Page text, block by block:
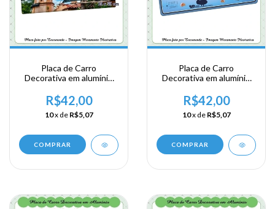
Placa de Carro
Decorativa em alumínio
Pirates
R$42,00
10x de R$5,07
COMPRAR
Placa de Carro
Decorativa em alumínio
ao Caribe - Mauritius
R$42,00
10x de R$5,07
COMPRAR